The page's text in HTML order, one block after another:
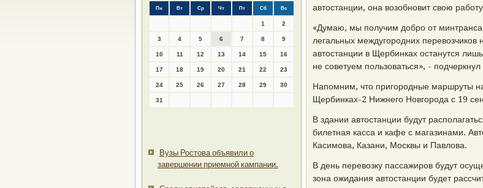
Пн Вт Ср Чт Пт Сб Вс
1 2
3 4 5 6 7 8 9
10 11 12 13 14 15 16
17 18 19 20 21 22 23
24 25 26 27 28 29 30
31
Вузы Ростова объявили о
завершении приемной кампании.
автостанции, она возобновит свою
«Думаю, мы получим добро от минтранса
легальных междугородних
автостанции в Щербинках останутся
не советуем пользоваться», -
Напомним, что пригородные маршруты
Щербинках-2 Нижнего Новгорода с 19
В здании автостанции будут
билетная касса и кафе с магазинами.
Касимова, Казани, Москвы и Павлова.
В день перевозку пассажиров будут
зона ожидания автостанции будет